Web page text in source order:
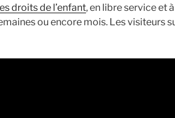
droits de l’enfant, en libre service et
ou encore mois. Les visiteurs